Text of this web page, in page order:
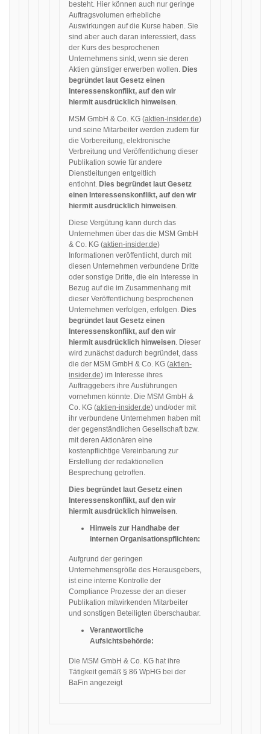
besteht. Hier können auch nur geringe
Auftragsvolumen erhebliche
Auswirkungen auf die Kurse haben. Sie
sind aber auch daran interessiert, dass
der Kurs des besprochenen
Unternehmens sinkt, wenn sie deren
Aktien günstiger erwerben wollen. Dies
begründet laut Gesetz einen
Interessenskonflikt, auf den wir
hiermit ausdrücklich hinweisen.
MSM GmbH & Co. KG (aktien-insider.de)
und seine Mitarbeiter werden zudem für
die Vorbereitung, elektronische
Verbreitung und Veröffentlichung dieser
Publikation sowie für andere
Dienstleitungen entgeltlich
entlohnt. Dies begründet laut Gesetz
einen Interessenskonflikt, auf den wir
hiermit ausdrücklich hinweisen.
Diese Vergütung kann durch das
Unternehmen über das die MSM GmbH
& Co. KG (aktien-insider.de)
Informationen veröffentlicht, durch mit
diesen Unternehmen verbundene Dritte
oder sonstige Dritte, die ein Interesse in
Bezug auf die im Zusammenhang mit
dieser Veröffentlichung besprochenen
Unternehmen verfolgen, erfolgen. Dies
begründet laut Gesetz einen
Interessenskonflikt, auf den wir
hiermit ausdrücklich hinweisen. Dieser
wird zunächst dadurch begründet, dass
die der MSM GmbH & Co. KG (aktien-
insider.de) im Interesse ihres
Auftraggebers ihre Ausführungen
vornehmen könnte. Die MSM GmbH &
Co. KG (aktien-insider.de) und/oder mit
ihr verbundene Unternehmen haben mit
der gegenständlichen Gesellschaft bzw.
mit deren Aktionären eine
kostenpflichtige Vereinbarung zur
Erstellung der redaktionellen
Besprechung getroffen.
Dies begründet laut Gesetz einen
Interessenskonflikt, auf den wir
hiermit ausdrücklich hinweisen.
Hinweis zur Handhabe der
internen Organisationspflichten:
Aufgrund der geringen
Unternehmensgröße des Herausgebers,
ist eine interne Kontrolle der
Compliance Prozesse der an dieser
Publikation mitwirkenden Mitarbeiter
und sonstigen Beteiligten überschaubar.
Verantwortliche
Aufsichtsbehörde:
Die MSM GmbH & Co. KG hat ihre
Tätigkeit gemäß § 86 WpHG bei der
BaFin angezeigt